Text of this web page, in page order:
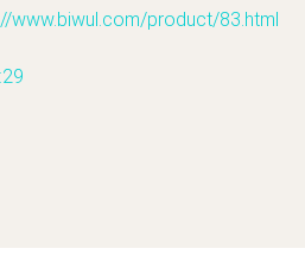
www.biwul.com/product/83.html